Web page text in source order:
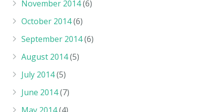
November 2014(6)
October 2014(6)
September 2014(6)
August 2014(5)
July 2014(5)
June 2014(7)